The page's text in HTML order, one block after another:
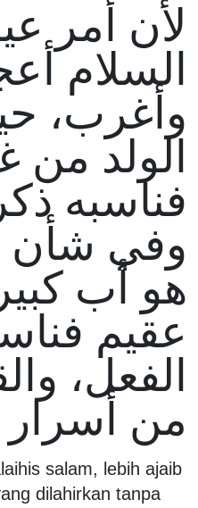
لأن أمر
السلام
وأغرب،
الولد من
فناسبه
وفي شأن
هو أب
عقيم
الفعل،
من أسرار
salam, lebih ajaib
dilahirkan tanpa